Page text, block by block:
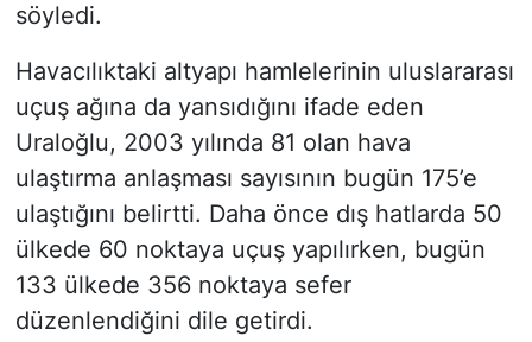
söyledi.
Havacılıktaki altyapı hamlelerinin uluslararası
uçuş ağına da yansıdığını ifade eden
Uraloğlu, 2003 yılında 81 olan hava
ulaştırma anlaşması sayısının bugün 175’e
ulaştığını belirtti. Daha önce dış hatlarda 50
ülkede 60 noktaya uçuş yapılırken, bugün
133 ülkede 356 noktaya sefer
düzenlendiğini dile getirdi.